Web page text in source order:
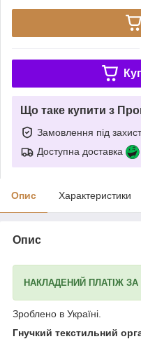
Що таке купити з
Замовлення під
Доступна доставка
Опис Характеристики
Опис
НАКЛАДЕНИЙ ПЛАТІЖ
Зроблено в Україні.
Гнучкий текстильний